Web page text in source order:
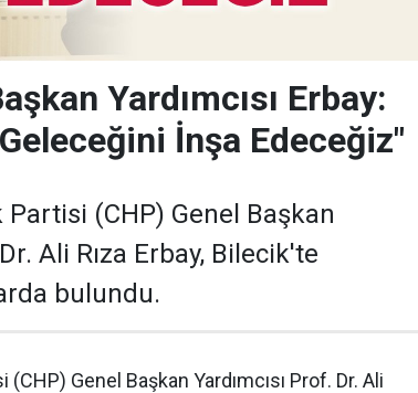
Yardımcısı Erbay:
İnşa Edeceğiz"
(CHP) Genel Başkan
Ali Rıza Erbay, Bilecik'te
bulundu.
Genel Başkan Yardımcısı Prof. Dr. Ali